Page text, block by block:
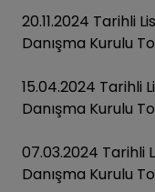
20.11.2024 Tarihli
Danışma Kurulu
15.04.2024 Tarihli
Danışma Kurulu
07.03.2024 Tarihli
Danışma Kurulu